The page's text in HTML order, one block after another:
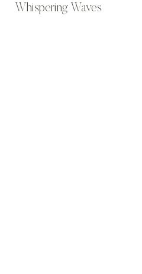
Whispering Waves